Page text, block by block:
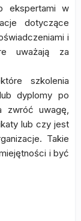
ekspertami w
dotyczące
i
uważają za
szkolenia
dyplomy po
zwróć uwagę,
lub czy jest
Takie
i być